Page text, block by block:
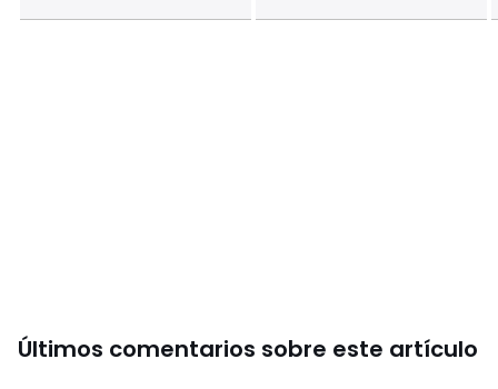
Últimos comentarios sobre este artículo